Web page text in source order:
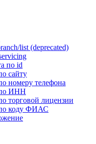
list (deprecated)
по id
сайту
номеру телефона
ИНН
торговой лицензии
коду ФИАС